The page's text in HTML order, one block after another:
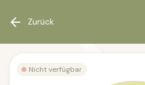
Zurück
Nicht verfügbar